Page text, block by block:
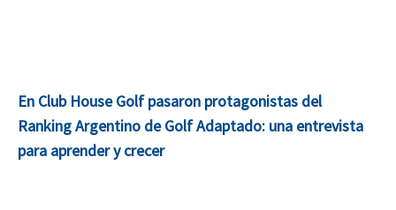
En Club House Golf pasaron protagonistas del
Ranking Argentino de Golf Adaptado: una entrevista
para aprender y crecer